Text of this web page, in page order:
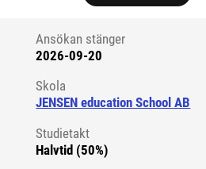
Ansökan stänger
2026-09-20
Skola
JENSEN education School AB
Studietakt
Halvtid (50%)